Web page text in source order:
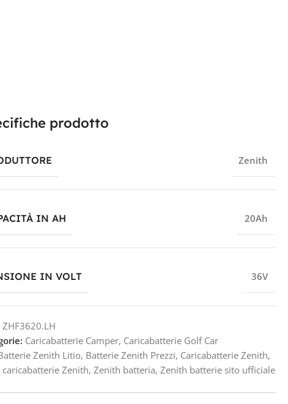
prodotto
Zenith
IN AH 20Ah
IN VOLT 36V
ZHF3620.LH
Caricabatterie Camper, Caricabatterie Golf Car
Zenith Litio, Batterie Zenith Prezzi, Caricabatterie Zenith,
caricabatterie Zenith, Zenith batteria, Zenith batterie sito ufficiale